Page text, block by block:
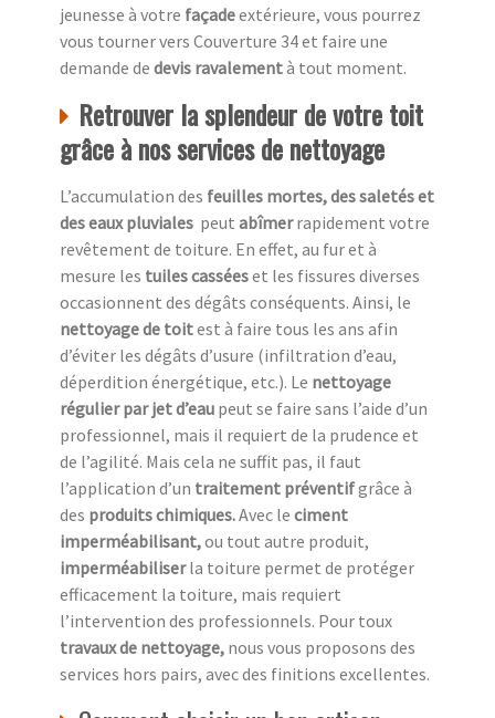
jeunesse à votre façadeextérieure, vous pourrez
vous tourner vers Couverture 34 et faire une
demande de devis ravalementà tout moment.
Retrouver la splendeur de votre toit
grâce à nos services de nettoyage
L’accumulation des feuilles mortes, des saletés et
des eaux pluviales peut abîmerrapidement votre
revêtement de toiture. En effet, au fur et à
mesure les tuiles casséeset les fissures diverses
occasionnent des dégâts conséquents. Ainsi, le
nettoyage de toitest à faire tous les ans afin
d’éviter les dégâts d’usure (infiltration d’eau,
déperdition énergétique, etc.). Le nettoyage
régulier par jet d’eau peut se faire sans l’aide d’un
professionnel, mais il requiert de la prudence et
de l’agilité. Mais cela ne suffit pas, il faut
l’application d’un traitement préventifgrâce à
des produits chimiques.Avec le ciment
imperméabilisant,ou tout autre produit,
imperméabiliserla toiture permet de protéger
efficacement la toiture, mais requiert
l’intervention des professionnels. Pour toux
travaux de nettoyage, nous vous proposons des
services hors pairs, avec des finitions excellentes.